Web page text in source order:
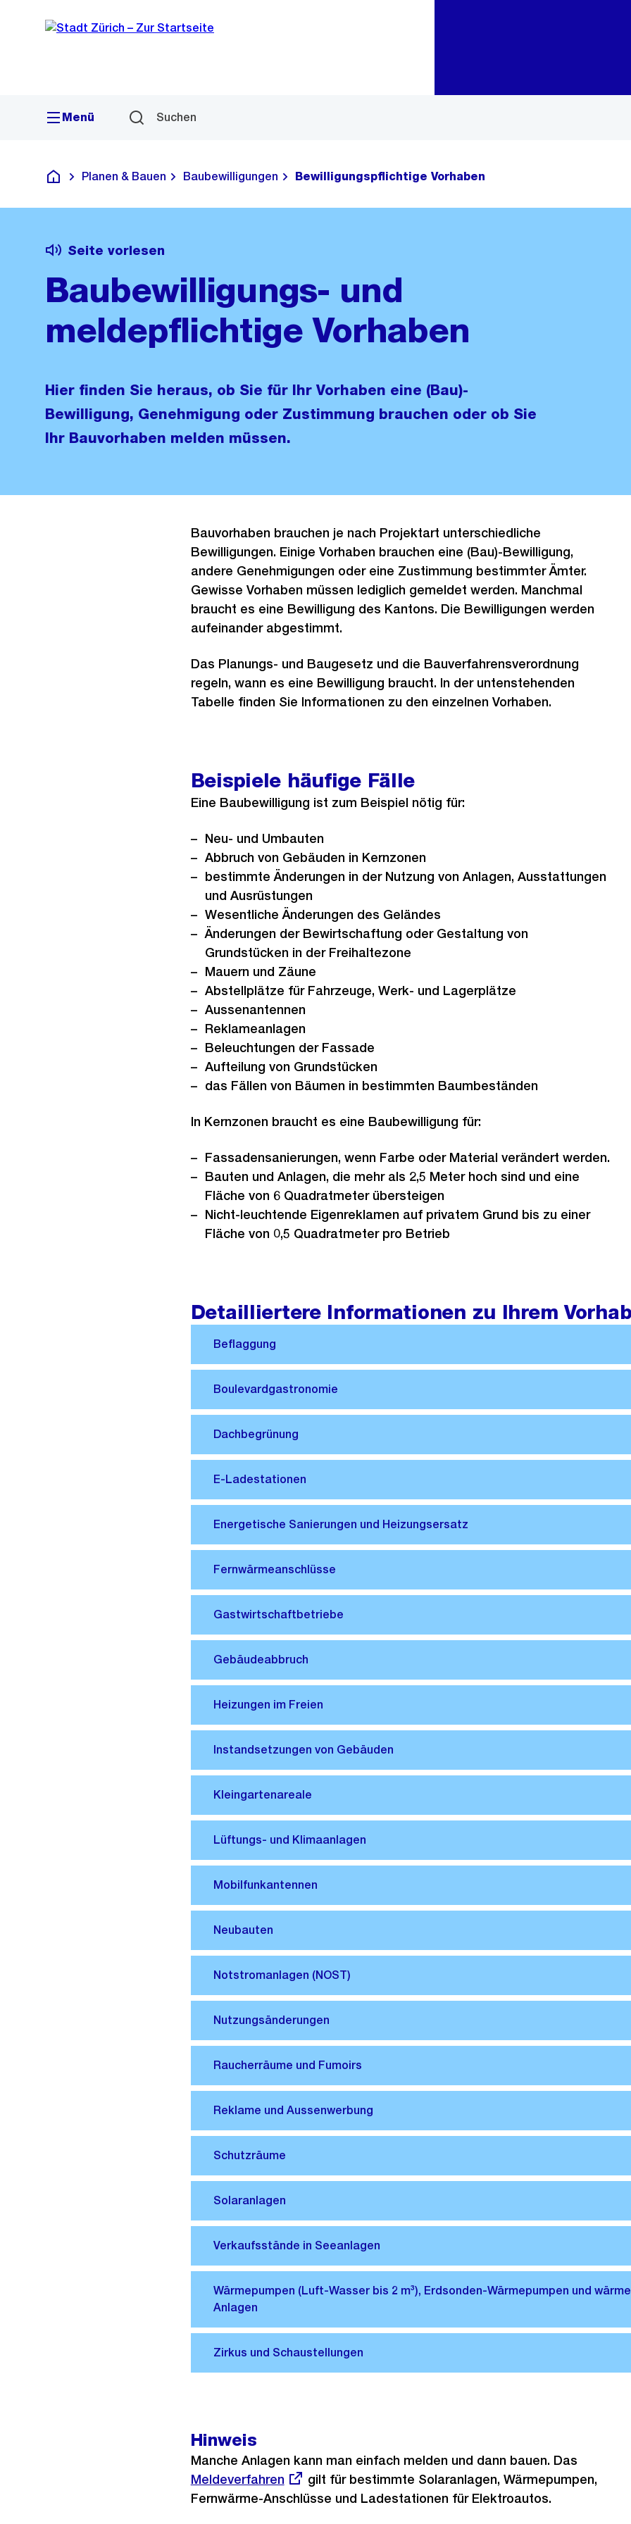
Navigation
Sprunglink
Menü Suchen
Deutsch
Planen & Bauen Baubewilligungen Bewilligungspflichtige Vorhaben
Seite vorlesen
Baubewilligungs- und
meldepflichtige Vorhaben
Hier finden Sie heraus, ob Sie für Ihr Vorhaben eine (Bau)-
Bewilligung, Genehmigung oder Zustimmung brauchen oder ob Sie
Ihr Bauvorhaben melden müssen.
Bauvorhaben brauchen je nach Projektart unterschiedliche
Bewilligungen. Einige Vorhaben brauchen eine (Bau)-Bewilligung,
andere Genehmigungen oder eine Zustimmung bestimmter Ämter.
Gewisse Vorhaben müssen lediglich gemeldet werden. Manchmal
braucht es eine Bewilligung des Kantons. Die Bewilligungen werden
aufeinander abgestimmt.
Das Planungs- und Baugesetz und die Bauverfahrensverordnung
regeln, wann es eine Bewilligung braucht. In der untenstehenden
Tabelle finden Sie Informationen zu den einzelnen Vorhaben.
Beispiele häufige Fälle
Eine Baubewilligung ist zum Beispiel nötig für:
Neu- und Umbauten
Abbruch von Gebäuden in Kernzonen
bestimmte Änderungen in der Nutzung von Anlagen, Ausstattungen
und Ausrüstungen
Wesentliche Änderungen des Geländes
Änderungen der Bewirtschaftung oder Gestaltung von
Grundstücken in der Freihaltezone
Mauern und Zäune
Abstellplätze für Fahrzeuge, Werk- und Lagerplätze
Aussenantennen
Reklameanlagen
Beleuchtungen der Fassade
Aufteilung von Grundstücken
das Fällen von Bäumen in bestimmten Baumbeständen
In Kernzonen braucht es eine Baubewilligung für:
Fassadensanierungen, wenn Farbe oder Material verändert werden.
Bauten und Anlagen, die mehr als 2,5 Meter hoch sind und eine
Fläche von 6 Quadratmeter übersteigen
Nicht-leuchtende Eigenreklamen auf privatem Grund bis zu einer
Fläche von 0,5 Quadratmeter pro Betrieb
Detailliertere Informationen zu Ihrem
Hinweis
Manche Anlagen kann man einfach melden und dann bauen. Das
Link:
Meldeverfahren
gilt für bestimmte Solaranlagen, Wärmepumpen,
Fernwärme-Anschlüsse und Ladestationen für Elektroautos.